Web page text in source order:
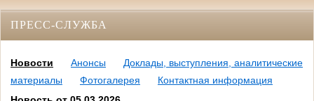
ПРЕСС-СЛУЖБА
Новости Анонсы
Доклады, выступления, аналитические
материалы
Фотогалерея
Контактная информация